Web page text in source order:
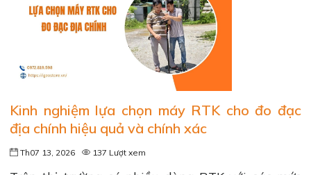
Kinh nghiệm lựa chọn máy RTK cho đo đạc
địa chính hiệu quả và chính xác
Th07 13, 2026 137 Lượt xem